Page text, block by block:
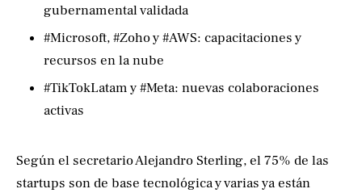
gubernamental validada
#Microsoft, #Zoho y #AWS: capacitaciones y
recursos en la nube
#TikTokLatam y #Meta: nuevas colaboraciones
activas
Según el secretario Alejandro Sterling, el 75% de las
startups son de base tecnológica y varias ya están